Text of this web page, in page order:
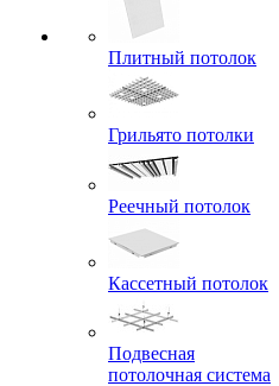
Плитный потолок
Грильято потолки
Реечный потолок
Кассетный потолок
Подвесная
потолочная система